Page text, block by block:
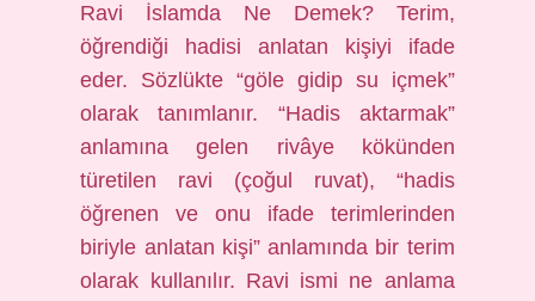
Ravi İslamda Ne Demek? Terim,
öğrendiği hadisi anlatan kişiyi ifade
eder. Sözlükte “göle gidip su içmek”
olarak tanımlanır. “Hadis aktarmak”
anlamına gelen rivâye kökünden
türetilen ravi (çoğul ruvat), “hadis
öğrenen ve onu ifade terimlerinden
biriyle anlatan kişi” anlamında bir terim
olarak kullanılır. Ravi ismi ne anlama